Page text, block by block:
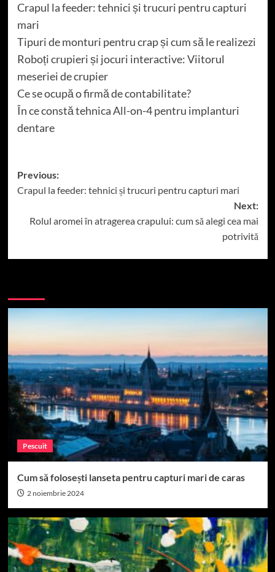
Crapul la feeder: tehnici și trucuri pentru capturi
mari
Tipuri de monturi pentru crap și cum să le realizezi
Roboți crupieri și jocuri interactive: Viitorul
meseriei de crupier
Ce se ocupă o firmă de contabilitate?
În ce constă tehnica All-on-4 pentru implanturi
dentare
Post
navigation
Previous:
Crapul la feeder: tehnici și trucuri pentru capturi mari
Next:
Rolul aromei în atragerea crapului: cum să alegi cea mai
potrivită
Pescuit
Cum să folosești lanseta pentru capturi mari de caras
2 noiembrie 2024